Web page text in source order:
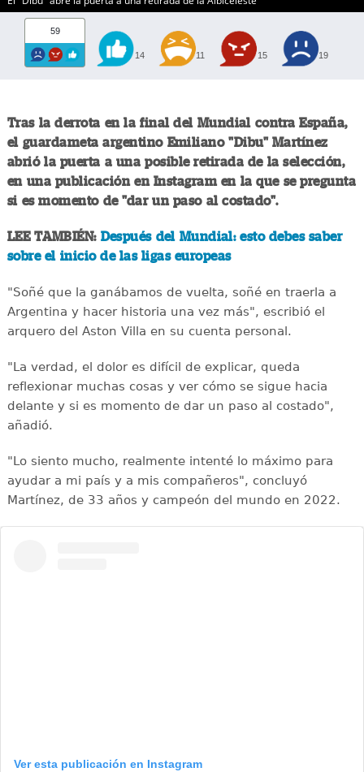
59
14 11 15 19
Tras la derrota en la final del Mundial contra España,
el guardameta argentino Emiliano "Dibu" Martínez
abrió la puerta a una posible retirada de la selección,
en una publicación en Instagram en la que se pregunta
si es momento de "dar un paso al costado".
LEE TAMBIÉN: Después del Mundial: esto debes saber
sobre el inicio de las ligas europeas
"Soñé que la ganábamos de vuelta, soñé en traerla a
Argentina y hacer historia una vez más", escribió el
arquero del Aston Villa en su cuenta personal.
"La verdad, el dolor es difícil de explicar, queda
reflexionar muchas cosas y ver cómo se sigue hacia
delante y si es momento de dar un paso al costado",
añadió.
"Lo siento mucho, realmente intenté lo máximo para
ayudar a mi país y a mis compañeros", concluyó
Martínez, de 33 años y campeón del mundo en 2022.
Ver esta publicación en Instagram